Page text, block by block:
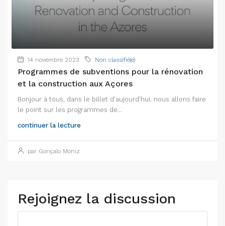
14 novembre 2023 Non classifié(e)
Programmes de subventions pour la rénovation
et la construction aux Açores
Bonjour à tous, dans le billet d'aujourd'hui, nous allons faire
le point sur les programmes de...
continuer la lecture
par Gonçalo Moniz
Rejoignez la discussion